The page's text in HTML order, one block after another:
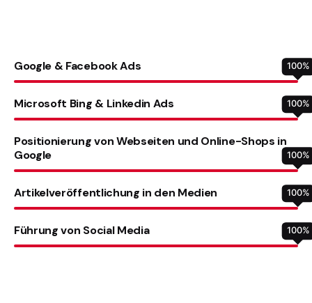
Google & Facebook Ads 100%
Microsoft Bing & Linkedin Ads 100%
Positionierung von Webseiten und Online-Shops in
Google
100%
Artikelveröffentlichung in den Medien 100%
Führung von Social Media 100%